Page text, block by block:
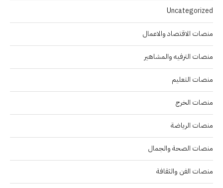
Uncategorized
منصات الاقتصاد والاعمال
منصات الترفيه والمشاهير
منصات التعليم
منصات الخرج
منصات الرياضة
منصات الصحة والجمال
منصات الفن والثقافة